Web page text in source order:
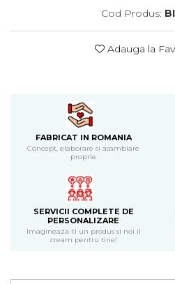
Cadouri pentru bunici
CERCEI ZAMAC
Ateliere - planse cu nisip colorat
Cod Produs:
Adauga la
FABRICAT IN ROMANIA
Concept, elaborare si asamblare
proprie
SERVICII COMPLETE DE
PERSONALIZARE
Imagineaza-ti un produs si noi il
cream pentru tine!